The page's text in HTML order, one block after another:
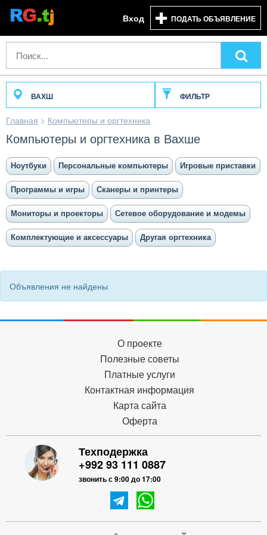
Вход ПОДАТЬ ОБЪЯВЛЕНИЕ
ВАХШ ФИЛЬТР
Главная > Компьютеры и оргтехника
Компьютеры и оргтехника в Вахше
Ноутбуки Персональные компьютеры Игровые приставки
Программы и игры Сканеры и принтеры
Мониторы и проекторы Сетевое оборудование и модемы
Комплектующие и аксессуары Другая оргтехника
Объявления не найдены
О проекте
Полезные советы
Платные услуги
Контактная информация
Карта сайта
Оферта
Техподержка
+992 93 111 0887
звонить с 9:00 до 17:00